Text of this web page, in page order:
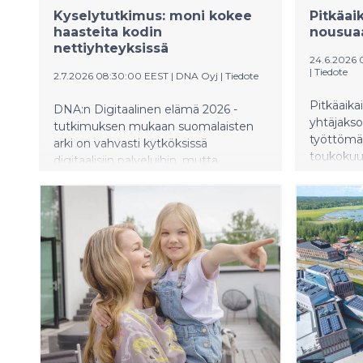
miljoonaa
Kyselytutkimus: moni kokee
haasteita kodin
nettiyhteyksissä
2.7.2026 08:30:00 EEST | DNA Oyj | Tiedote
DNA:n Digitaalinen elämä 2026 -
tutkimuksen mukaan suomalaisten
arki on vahvasti kytköksissä
digitaalisiin palveluihin, mutta
varaa. Jopa 37 prosenttia
suomalaisista haluaisi kodin
nettiyhteyden toimivan paremmin, ja
noin viidennes on kohdannut
haasteita netin kanssa. Yleisimmät
ongelmat liittyvät hitaaseen tai
muuten heikosti toimivaan
yhteyteen kotona tai töissä.
24.6.2026
| Tiedote
on 25
viime